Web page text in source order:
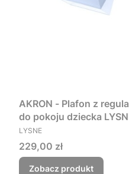
AKRON - Plafon z
do pokoju dziecka
PRODUCENT
LYSNE
Cena
229,00 zł
Zobacz produkt